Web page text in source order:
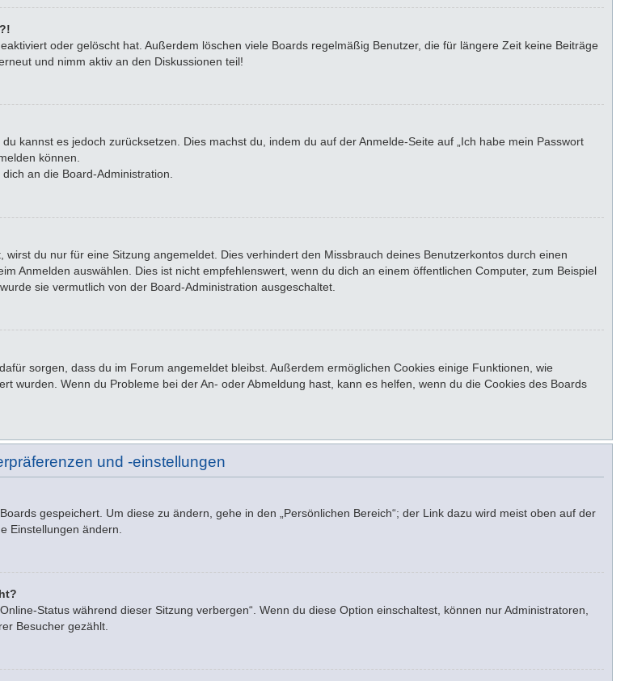
oder gelöscht hat. Außerdem löschen viele Boards regelmäßig Benutzer, die für längere Zeit keine Beiträge
und nimm aktiv an den Diskussionen teil!
kannst es jedoch zurücksetzen. Dies machst du, indem du auf der Anmelde-Seite auf „Ich habe mein Passwort
können.
an die Board-Administration.
du nur für eine Sitzung angemeldet. Dies verhindert den Missbrauch deines Benutzerkontos durch einen
Anmelden auswählen. Dies ist nicht empfehlenswert, wenn du dich an einem öffentlichen Computer, zum Beispiel
sie vermutlich von der Board-Administration ausgeschaltet.
sorgen, dass du im Forum angemeldet bleibst. Außerdem ermöglichen Cookies einige Funktionen, wie
wurden. Wenn du Probleme bei der An- oder Abmeldung hast, kann es helfen, wenn du die Cookies des Boards
und -einstellungen
gespeichert. Um diese zu ändern, gehe in den „Persönlichen Bereich“; der Link dazu wird meist oben auf der
Einstellungen ändern.
Status während dieser Sitzung verbergen“. Wenn du diese Option einschaltest, können nur Administratoren,
Besucher gezählt.